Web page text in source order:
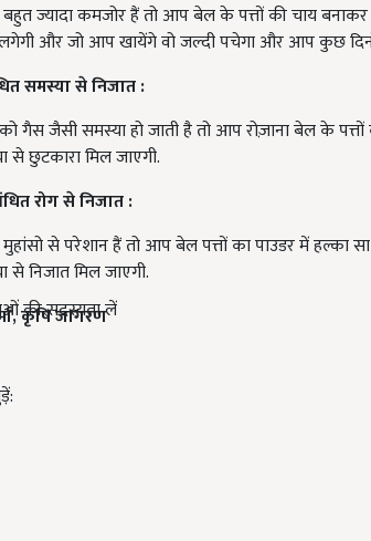
की सदस्यता लें
ज्यादा कमजोर हैं तो आप बेल के पत्तों की चाय
लगेगी और जो आप खायेंगे वो जल्दी पचेगा और आप कुछ
समस्यासेनिजात:
गैस जैसी समस्या हो जाती है तो आप रोज़ाना बेल के
से छुटकारा मिल जाएगी.
रोगसेनिजात:
से परेशान हैं तो आप बेल पत्तों का पाउडर में हल्का
से निजात मिल जाएगी.
,कृषिजागरण